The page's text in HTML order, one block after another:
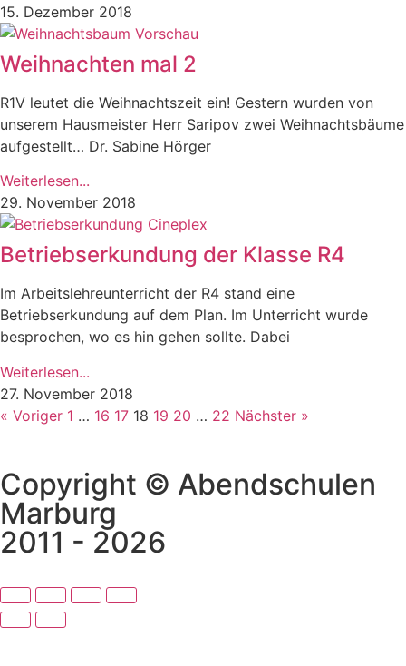
15. Dezember 2018
Weihnachten mal 2
R1V leutet die Weihnachtszeit ein! Gestern wurden von
unserem Hausmeister Herr Saripov zwei Weihnachtsbäume
aufgestellt… Dr. Sabine Hörger
Weiterlesen...
29. November 2018
Betriebserkundung der Klasse R4
Im Arbeitslehreunterricht der R4 stand eine
Betriebserkundung auf dem Plan. Im Unterricht wurde
besprochen, wo es hin gehen sollte. Dabei
Weiterlesen...
27. November 2018
« Voriger 1 … 16 17 18 19 20 … 22 Nächster »
Copyright © Abendschulen
Marburg
2011 - 2026